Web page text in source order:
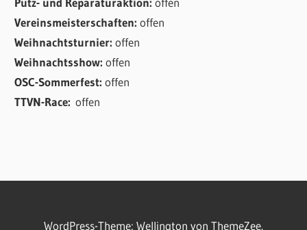
Vereinsmeisterschaften:offen
Weihnachtsturnier:offen
Weihnachtsshow:offen
OSC-Sommerfest:offen
TTVN-Race:offen
WordPress-Theme: Wellington von ThemeZee.